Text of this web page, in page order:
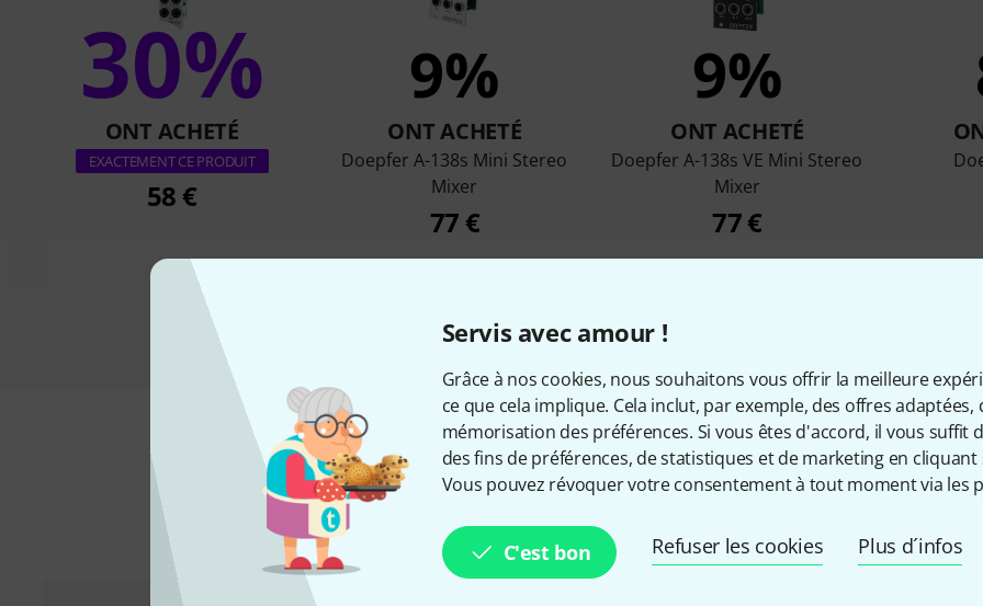
Servis avec amour !
Grâce à nos cookies, nous souhaitons vous offrir la meilleure
ce que cela implique. Cela inclut, par exemple, des offres
mémorisation des préférences. Si vous êtes d'accord, il vous suffit
des fins de préférences, de statistiques et de marketing en
Vous pouvez révoquer votre consentement à tout moment via les
C'est bon Refuser les cookies Plus d´infos
30%
ONT ACHETÉ
EXACTEMENT CE PRODUIT
58 €
9%
ONT ACHETÉ
Doepfer A-138s Mini Stereo
Mixer
77 €
9%
ONT ACHETÉ
Doepfer A-138s VE Mini Stereo
Mixer
77 €
Accessoires & articles